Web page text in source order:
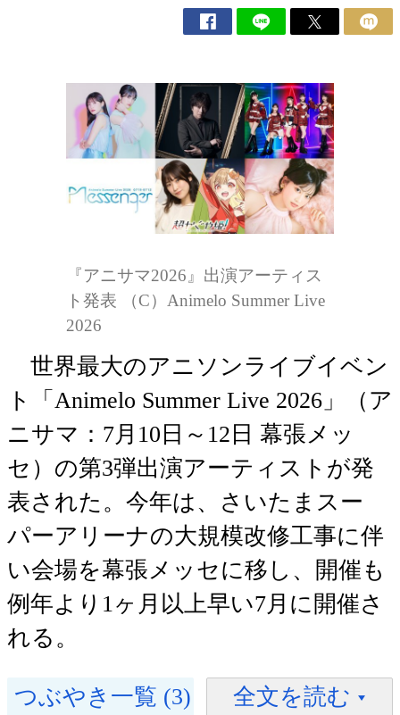
『アニサマ2026』出演アーティス
ト発表 （C）Animelo Summer Live
2026
世界最大のアニソンライブイベン
ト「Animelo Summer Live 2026」（ア
ニサマ：7月10日～12日 幕張メッ
セ）の第3弾出演アーティストが発
表された。今年は、さいたまスー
パーアリーナの大規模改修工事に伴
い会場を幕張メッセに移し、開催も
例年より1ヶ月以上早い7月に開催さ
れる。
つぶやき一覧 (3) 全文を読む